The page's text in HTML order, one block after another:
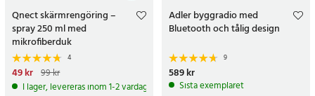
Qnect skärmrengöring –
spray 250 ml med
mikrofiberduk
4
Nuvarande pris
pris:99 kr
49 kr 99 kr
I lager, levereras inom 1-2 vardagar
Adler byggradio med
Bluetooth och tålig design
9
Pris:589 kr
589 kr
Sista exemplaret